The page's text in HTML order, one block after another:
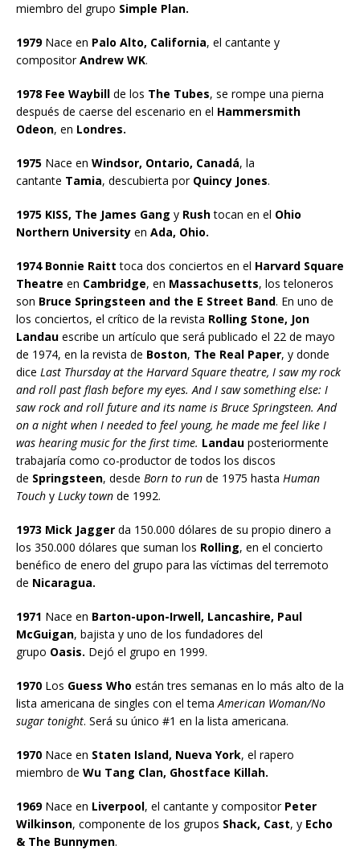
miembro del grupo Simple Plan.
1979Nace en Palo Alto, California, el cantante y
compositorAndrew WK.
1978 Fee Waybill de los The Tubes, se rompe una pierna
después de caerse del escenario en el Hammersmith
Odeon, en Londres.
1975 Nace en Windsor, Ontario, Canadá, la
cantante Tamia, descubierta por Quincy Jones.
1975 KISS, The James Gang y Rushtocan en el Ohio
Northern University en Ada, Ohio.
1974 Bonnie Raitt toca dos conciertos en el Harvard Square
Theatre en Cambridge, en Massachusetts, los teloneros
son Bruce Springsteen and the E Street Band. En uno de
los conciertos, el crítico de la revista Rolling Stone, Jon
Landau escribe un artículo que será publicado el 22 de mayo
de 1974, en la revista de Boston, The Real Paper, y donde
dice Last Thursday at the Harvard Square theatre, I saw my rock
and roll past flash before my eyes. And I saw something else: I
saw rock and roll future and its name is Bruce Springsteen. And
on a night when I needed to feel young, he made me feel like I
was hearing music for the first time. Landau posteriormente
trabajaría como co-productor de todos los discos
de Springsteen, desde Born to run de 1975 hasta Human
Touch y Lucky town de 1992.
1973 Mick Jagger da 150.000 dólares de su propio dinero a
los 350.000 dólares que suman los Rolling, en el concierto
benéfico de enero del grupo para las víctimas del terremoto
de Nicaragua.
1971 Nace en Barton-upon-Irwell, Lancashire, Paul
McGuigan, bajista y uno de los fundadores del
grupo Oasis. Dejó el grupo en 1999.
1970 Los Guess Who están tres semanas en lo más alto de la
lista americana de singles con el tema American Woman/No
sugar tonight. Será su único #1 en la lista americana.
1970 Nace en Staten Island, Nueva York, el rapero
miembro de Wu Tang Clan, Ghostface Killah.
1969Nace en Liverpool, el cantante y compositorPeter
Wilkinson, componente de los grupos Shack, Cast, y Echo
& The Bunnymen.